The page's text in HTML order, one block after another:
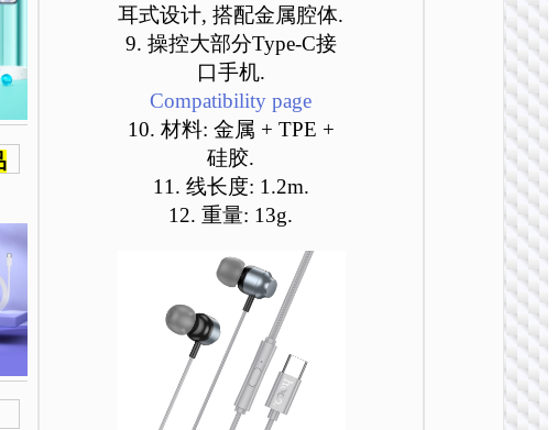
耳式设计, 搭配金属腔体.
9. 操控大部分Type-C接
口手机.
Сompatibility page
10. 材料: 金属 + TPE +
硅胶.
11. 线长度: 1.2m.
12. 重量: 13g.
有线耳
W110
头戴式
戏耳机